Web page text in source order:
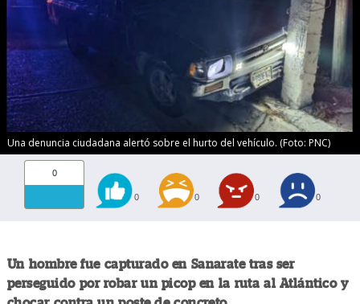
Una denuncia ciudadana alertó sobre el hurto del vehículo. (Foto: PNC)
0
0 0 0 0
Un hombre fue capturado en Sanarate tras ser
perseguido por robar un picop en la ruta al Atlántico y